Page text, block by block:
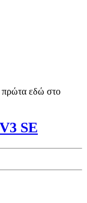
πρώτα εδώ στο
SE